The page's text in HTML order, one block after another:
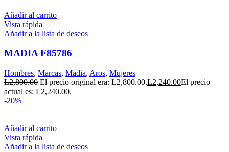
Añadir al carrito
Vista rápida
Añadir a la lista de deseos
MADIA F85786
Hombres, Marcas, Madia, Aros, Mujeres
L2,800.00 El precio original era: L2,800.00.L2,240.00El precio
actual es: L2,240.00.
-20%
Añadir al carrito
Vista rápida
Añadir a la lista de deseos